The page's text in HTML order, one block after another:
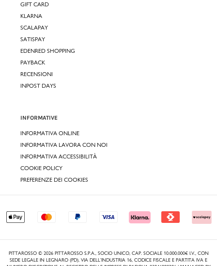
GIFT CARD
KLARNA
SCALAPAY
SATISPAY
EDENRED SHOPPING
PAYBACK
RECENSIONI
INPOST DAYS
INFORMATIVE
INFORMATIVA ONLINE
INFORMATIVA LAVORA CON NOI
INFORMATIVA ACCESSIBILITÀ
COOKIE POLICY
PREFERENZE DEI COOKIES
PITTAROSSO © 2026 PITTAROSSO S.P.A., SOCIO UNICO, CAP. SOCIALE 10.000.000€ I.V., CON
SEDE LEGALE IN LEGNARO (PD), VIA DELL’INDUSTRIA 16, CODICE FISCALE E PARTITA IVA E